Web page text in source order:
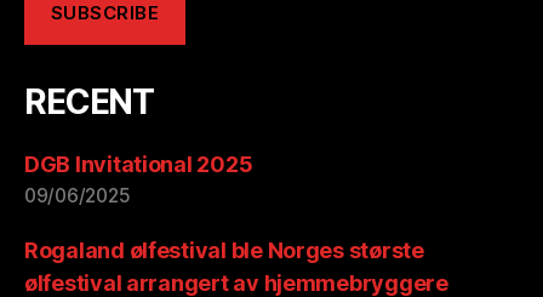
RECENT
DGB Invitational 2025
09/06/2025
Rogaland ølfestival ble Norges største
ølfestival arrangert av hjemmebryggere